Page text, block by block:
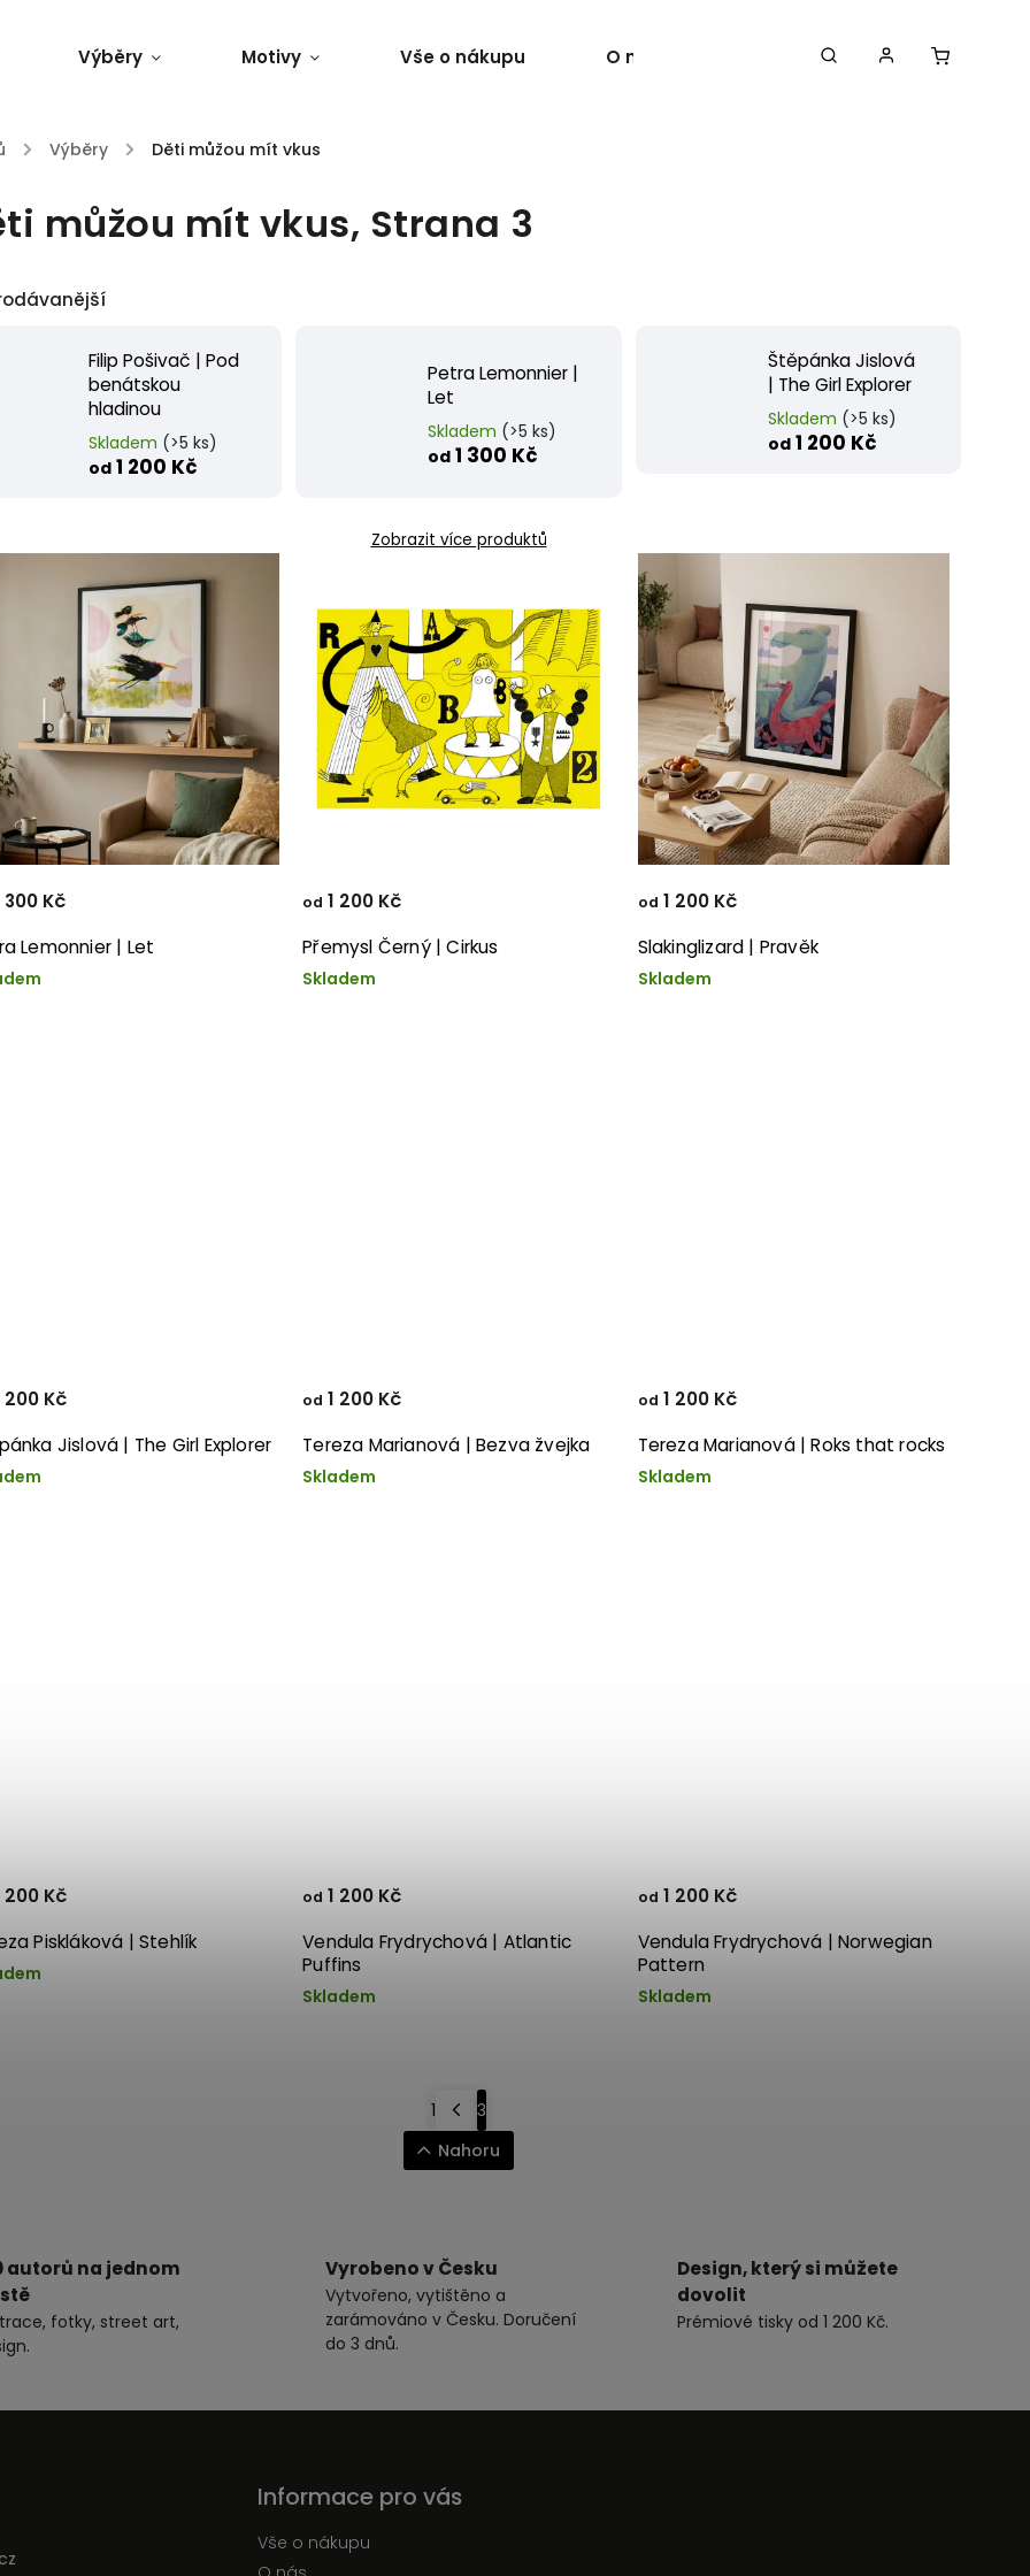
Výběry Motivy Vše o nákupu O nás
/ Výběry / Děti můžou mít vkus
můžou mít vkus, Strana 3
Filip Pošivač | Pod
benátskou
hladinou
Skladem (>5 ks)
od 1 200 Kč
Petra Lemonnier |
Let
Skladem (>5 ks)
od 1 300 Kč
Štěpánka Jislová
| The Girl Explorer
Skladem (>5 ks)
od1 200 Kč
Zobrazit více produktů
Lemonnier | Let
300 Kč
Přemysl Černý | Cirkus
Skladem
od 1 200 Kč
Slakinglizard | Pravěk
Skladem
od 1 200 Kč
Jislová | The Girl Explorer
200 Kč
Tereza Marianová | Bezva žvejka
Skladem
od 1 200 Kč
Tereza Marianová | Roks that rocks
Skladem
od 1 200 Kč
Piskláková | Stehlík
200 Kč
Vendula Frydrychová | Atlantic
Puffins
Skladem
od 1 200 Kč
Vendula Frydrychová | Norwegian
Pattern
Skladem
od 1 200 Kč
1
3
Nahoru
autorů na jednom
fotky, street art,
Vyrobeno v Česku
Vytvořeno, vytištěno a
zarámováno v Česku. Doručení
do 3 dnů.
Design, který si můžete
dovolit
Prémiové tisky od 1 200 Kč.
Informace pro vás
Vše o nákupu